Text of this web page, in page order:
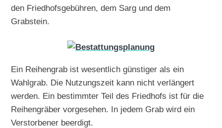
den Friedhofsgebühren, dem Sarg und dem
Grabstein.
Ein Reihengrab ist wesentlich günstiger als ein
Wahlgrab. Die Nutzungszeit kann nicht verlängert
werden. Ein bestimmter Teil des Friedhofs ist für die
Reihengräber vorgesehen. In jedem Grab wird ein
Verstorbener beerdigt.